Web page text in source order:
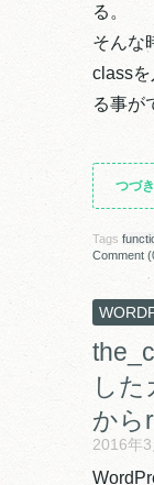
る。
そんな
class
る事が
つづ
Tags
Comment
し
から
2016年